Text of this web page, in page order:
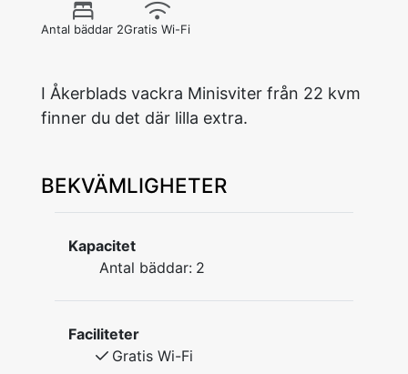
Antal bäddar 2Gratis Wi-Fi
I Åkerblads vackra Minisviter från 22 kvm
finner du det där lilla extra.
BEKVÄMLIGHETER
Kapacitet
Antal bäddar: 2
Faciliteter
Gratis Wi-Fi